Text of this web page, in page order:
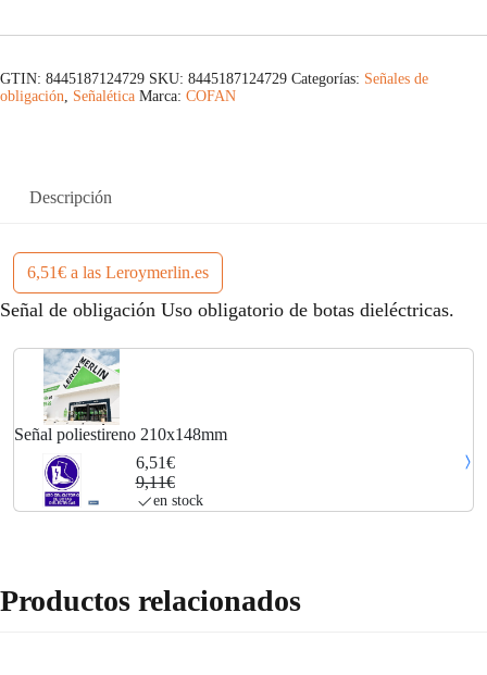
GTIN: 8445187124729 SKU: 8445187124729 Categorías: Señales de
obligación, Señalética Marca: COFAN
Descripción
6,51€ a las Leroymerlin.es
Señal de obligación Uso obligatorio de botas dieléctricas.
Señal poliestireno 210x148mm
6,51€
9,11€
en stock
Productos relacionados